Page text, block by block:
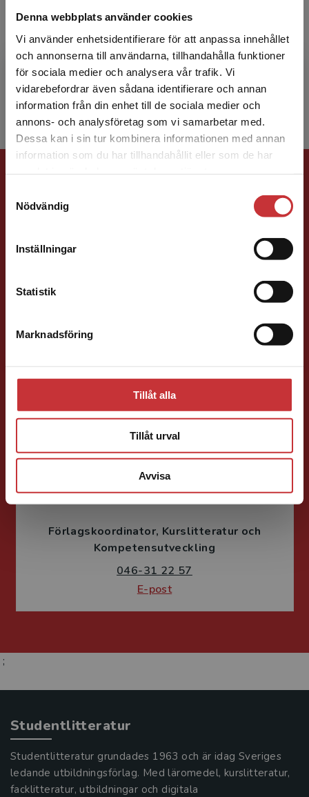
Denna webbplats använder cookies
Vi använder enhetsidentifierare för att anpassa innehållet
och annonserna till användarna, tillhandahålla funktioner
för sociala medier och analysera vår trafik. Vi
vidarebefordrar även sådana identifierare och annan
information från din enhet till de sociala medier och
annons- och analysföretag som vi samarbetar med.
Dessa kan i sin tur kombinera informationen med annan
information som du har tillhandahållit eller som de har
Nödvändig
Inställningar
Statistik
Marknadsföring
Tillåt alla
Tillåt urval
Avvisa
Begränsad fraktregion
Det verkar som att du besöker
studentlitteratur.se via en enhet utanför Sverige.
Vi erbjuder inte leveranser utanför Sverige. För
att kunna slutföra ett köp måste
På svenska STUDENTLITTERATUR 22/4 2022
Ulf Paulsson är pensionerad universitetslektor
vid Ekonomihögskolan, Lunds universitet. Han
är ekonomie lice...
Förlagskontakt
Forskningsmetodik
E-post
Fritjof Janson
Förlagskoordinator Kurslitteratur och
Kompetensutveckling
046-31 22 57
E-post
;
Studentlitteratur
Studentlitteratur grundades 1963 och är idag Sveriges
ledande utbildningsförlag. Med läromedel, kurslitteratur,
facklitteratur, utbildningar och digitala